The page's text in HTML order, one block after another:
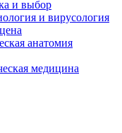
и выбор
и вирусология
анатомия
медицина